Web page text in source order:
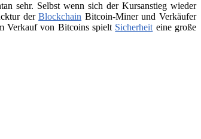
sehr. Selbst wenn sich der Kursanstieg wieder
derBlockchain Bitcoin-Miner und Verkäufer
Verkauf von Bitcoins spielt Sicherheiteine große